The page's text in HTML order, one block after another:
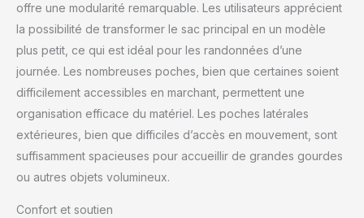
offre une modularité remarquable. Les utilisateurs apprécient
la possibilité de transformer le sac principal en un modèle
plus petit, ce qui est idéal pour les randonnées d’une
journée. Les nombreuses poches, bien que certaines soient
difficilement accessibles en marchant, permettent une
organisation efficace du matériel. Les poches latérales
extérieures, bien que difficiles d’accès en mouvement, sont
suffisamment spacieuses pour accueillir de grandes gourdes
ou autres objets volumineux.
Confort et soutien